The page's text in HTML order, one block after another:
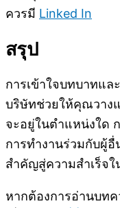
ควรมี Linked In
สรุป
การเข้าใจบทบาทแ
บริษัทช่วยให้คุณวาง
จะอยู่ในตำแหน่งใด
การทำงานร่วมกับผู้
สำคัญสู่ความสำเร็จใ
หากต้องการอ่านบทค